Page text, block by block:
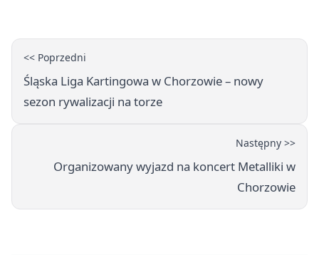
<< Poprzedni
Śląska Liga Kartingowa w Chorzowie – nowy
sezon rywalizacji na torze
Następny >>
Organizowany wyjazd na koncert Metalliki w
Chorzowie